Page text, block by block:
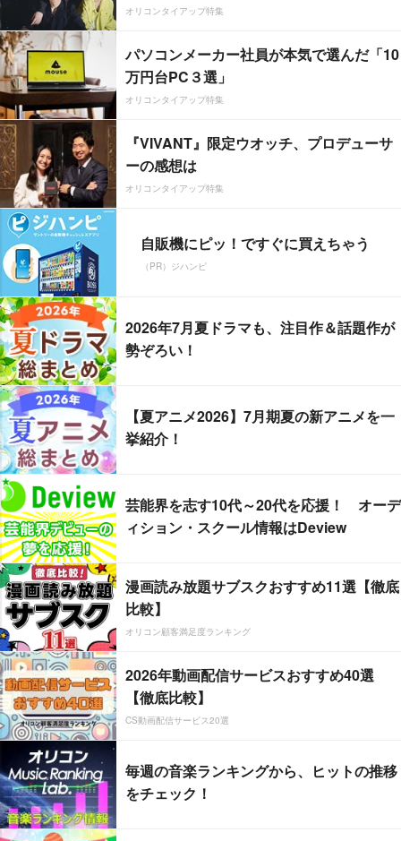
オリコンタイアップ特集
パソコンメーカー社員が本気で選んだ「10
万円台PC３選」
オリコンタイアップ特集
『VIVANT』限定ウオッチ、プロデューサ
ーの感想は
オリコンタイアップ特集
自販機にピッ！ですぐに買えちゃう
（PR）ジハンピ
2026年7月夏ドラマも、注目作＆話題作が
勢ぞろい！
【夏アニメ2026】7月期夏の新アニメを一
挙紹介！
芸能界を志す10代～20代を応援！ オーデ
ィション・スクール情報はDeview
漫画読み放題サブスクおすすめ11選【徹底
比較】
オリコン顧客満足度ランキング
2026年動画配信サービスおすすめ40選
【徹底比較】
CS動画配信サービス20選
毎週の音楽ランキングから、ヒットの推移
をチェック！